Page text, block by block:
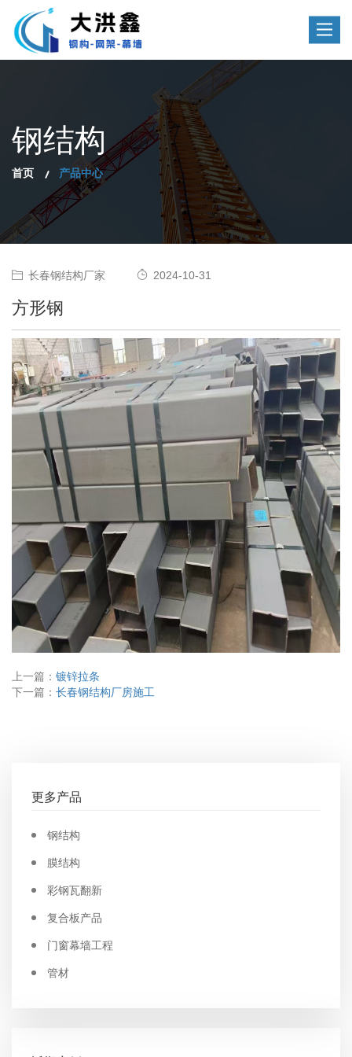
Toggle
钢结构
首页 产品中心
长春钢结构厂家 2024-10-31
方形钢
上一篇： 镀锌拉条
下一篇： 长春钢结构厂房施工
更多产品
钢结构
膜结构
彩钢瓦翻新
复合板产品
门窗幕墙工程
管材